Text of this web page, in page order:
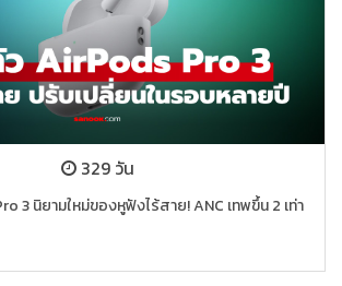
329 วัน
3 นิยามใหม่ของหูฟังไร้สาย! ANC เทพขึ้น 2 เท่า